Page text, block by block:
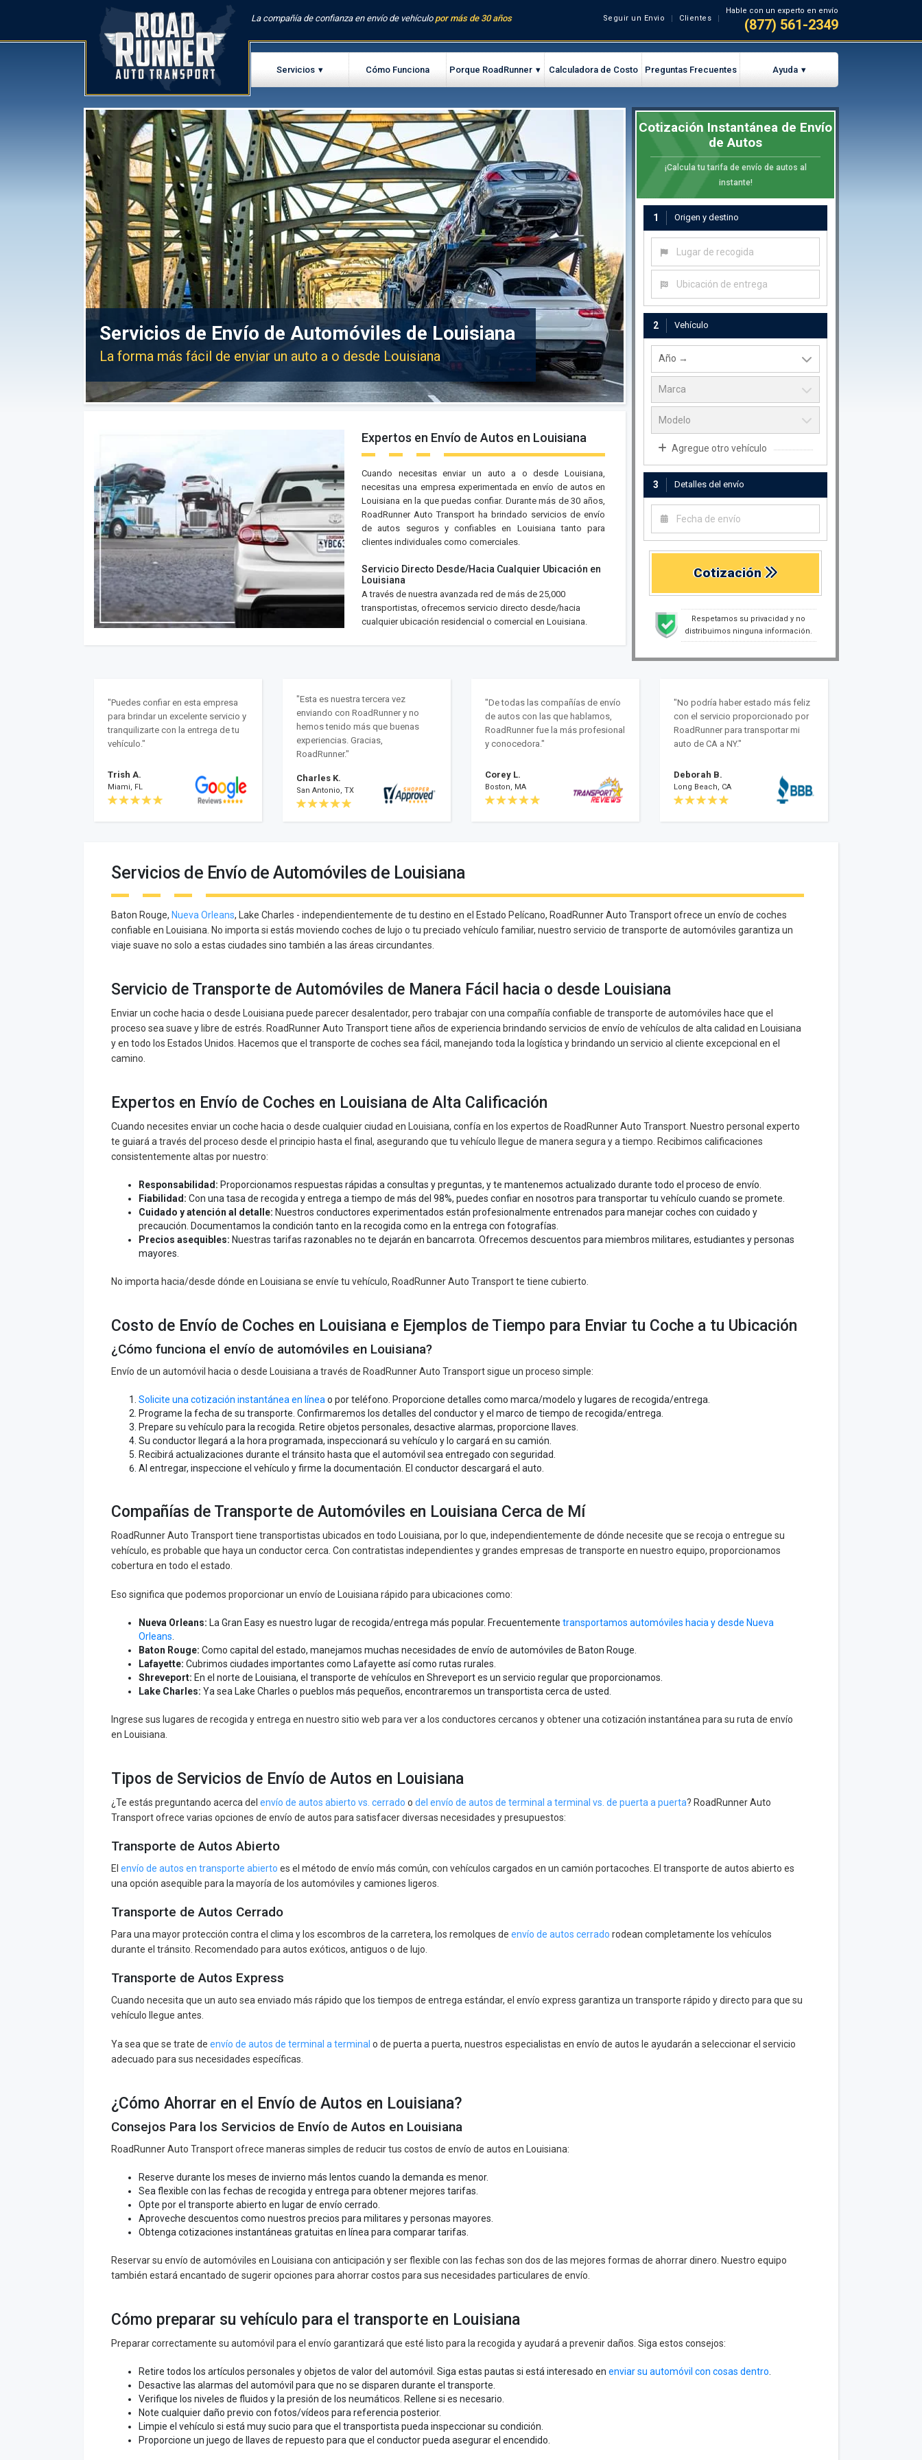
La compañía de confianza en envío de vehículopor más de 30 años Seguir un Envio Clientes
Hable con un experto en envío
(877) 561-2349
Servicios Cómo Funciona Porque RoadRunner Calculadora de Costo Preguntas Frecuentes Ayuda
Servicios de Envío de Automóviles de Louisiana
La forma más fácil de enviar un auto a o desde Louisiana
Expertos en Envío de Autos en Louisiana
Cuando necesitas enviar un auto a o desde Louisiana,
necesitas una empresa experimentada en envío de autos en
Louisiana en la que puedas confiar. Durante más de 30 años,
RoadRunner Auto Transport ha brindado servicios de envío
de autos seguros y confiables en Louisiana tanto para
clientes individuales como comerciales.
Servicio Directo Desde/Hacia Cualquier Ubicación en
Louisiana
A través de nuestra avanzada red de más de 25,000
transportistas, ofrecemos servicio directo desde/hacia
cualquier ubicación residencial o comercial en Louisiana.
Cotización Instantánea de Envío
de Autos
¡Calcula tu tarifa de envío de autos al
instante!
1 Origen y destino
Lugar de recogida
Ubicación de entrega
2 Vehículo
Agregue otro vehículo
3 Detalles del envío
Cotización
Respetamos su privacidad y no
distribuimos ninguna información.
"Puedes confiar en esta empresa
para brindar un excelente servicio y
tranquilizarte con la entrega de tu
vehículo."
Trish A.
Miami, FL
"Esta es nuestra tercera vez
enviando con RoadRunner y no
hemos tenido más que buenas
experiencias. Gracias,
RoadRunner."
Charles K.
San Antonio, TX
"De todas las compañías de envío
de autos con las que hablamos,
RoadRunner fue la más profesional
y conocedora."
Corey L.
Boston, MA
"No podría haber estado más feliz
con el servicio proporcionado por
RoadRunner para transportar mi
auto de CA a NY."
Deborah B.
Long Beach, CA
Servicios de Envío de Automóviles de Louisiana
Baton Rouge, Nueva Orleans, Lake Charles - independientemente de tu destino en el Estado Pelícano, RoadRunner Auto Transport ofrece un envío de coches
confiable en Louisiana. No importa si estás moviendo coches de lujo o tu preciado vehículo familiar, nuestro servicio de transporte de automóviles garantiza un
viaje suave no solo a estas ciudades sino también a las áreas circundantes.
Servicio de Transporte de Automóviles de Manera Fácil hacia o desde Louisiana
Enviar un coche hacia o desde Louisiana puede parecer desalentador, pero trabajar con una compañía confiable de transporte de automóviles hace que el
proceso sea suave y libre de estrés. RoadRunner Auto Transport tiene años de experiencia brindando servicios de envío de vehículos de alta calidad en Louisiana
y en todo los Estados Unidos. Hacemos que el transporte de coches sea fácil, manejando toda la logística y brindando un servicio al cliente excepcional en el
camino.
Expertos en Envío de Coches en Louisiana de Alta Calificación
Cuando necesites enviar un coche hacia o desde cualquier ciudad en Louisiana, confía en los expertos de RoadRunner Auto Transport. Nuestro personal experto
te guiará a través del proceso desde el principio hasta el final, asegurando que tu vehículo llegue de manera segura y a tiempo. Recibimos calificaciones
consistentemente altas por nuestro:
Responsabilidad: Proporcionamos respuestas rápidas a consultas y preguntas, y te mantenemos actualizado durante todo el proceso de envío.
Fiabilidad: Con una tasa de recogida y entrega a tiempo de más del 98%, puedes confiar en nosotros para transportar tu vehículo cuando se promete.
Cuidado y atención al detalle: Nuestros conductores experimentados están profesionalmente entrenados para manejar coches con cuidado y
precaución. Documentamos la condición tanto en la recogida como en la entrega con fotografías.
Precios asequibles: Nuestras tarifas razonables no te dejarán en bancarrota. Ofrecemos descuentos para miembros militares, estudiantes y personas
mayores.
No importa hacia/desde dónde en Louisiana se envíe tu vehículo, RoadRunner Auto Transport te tiene cubierto.
Costo de Envío de Coches en Louisiana e Ejemplos de Tiempo para Enviar tu Coche a tu Ubicación
¿Cómo funciona el envío de automóviles en Louisiana?
Envío de un automóvil hacia o desde Louisiana a través de RoadRunner Auto Transport sigue un proceso simple:
Solicite una cotización instantánea en líneao por teléfono. Proporcione detalles como marca/modelo y lugares de recogida/entrega.
Programe la fecha de su transporte. Confirmaremos los detalles del conductor y el marco de tiempo de recogida/entrega.
Prepare su vehículo para la recogida. Retire objetos personales, desactive alarmas, proporcione llaves.
Su conductor llegará a la hora programada, inspeccionará su vehículo y lo cargará en su camión.
Recibirá actualizaciones durante el tránsito hasta que el automóvil sea entregado con seguridad.
Al entregar, inspeccione el vehículo y firme la documentación. El conductor descargará el auto.
Compañías de Transporte de Automóviles en Louisiana Cerca de Mí
RoadRunner Auto Transport tiene transportistas ubicados en todo Louisiana, por lo que, independientemente de dónde necesite que se recoja o entregue su
vehículo, es probable que haya un conductor cerca. Con contratistas independientes y grandes empresas de transporte en nuestro equipo, proporcionamos
cobertura en todo el estado.
Eso significa que podemos proporcionar un envío de Louisiana rápido para ubicaciones como:
Nueva Orleans: La Gran Easy es nuestro lugar de recogida/entrega más popular. Frecuentemente transportamos automóviles hacia y desde Nueva
Orleans.
Baton Rouge: Como capital del estado, manejamos muchas necesidades de envío de automóviles de Baton Rouge.
Lafayette: Cubrimos ciudades importantes como Lafayette así como rutas rurales.
Shreveport: En el norte de Louisiana, el transporte de vehículos en Shreveport es un servicio regular que proporcionamos.
Lake Charles: Ya sea Lake Charles o pueblos más pequeños, encontraremos un transportista cerca de usted.
Ingrese sus lugares de recogida y entrega en nuestro sitio web para ver a los conductores cercanos y obtener una cotización instantánea para su ruta de envío
en Louisiana.
Tipos de Servicios de Envío de Autos en Louisiana
¿Te estás preguntando acerca del envío de autos abierto vs. cerrado o del envío de autos de terminal a terminal vs. de puerta a puerta? RoadRunner Auto
Transport ofrece varias opciones de envío de autos para satisfacer diversas necesidades y presupuestos:
Transporte de Autos Abierto
El envío de autos en transporte abierto es el método de envío más común, con vehículos cargados en un camión portacoches. El transporte de autos abierto es
una opción asequible para la mayoría de los automóviles y camiones ligeros.
Transporte de Autos Cerrado
Para una mayor protección contra el clima y los escombros de la carretera, los remolques de envío de autos cerrado rodean completamente los vehículos
durante el tránsito. Recomendado para autos exóticos, antiguos o de lujo.
Transporte de Autos Express
Cuando necesita que un auto sea enviado más rápido que los tiempos de entrega estándar, el envío express garantiza un transporte rápido y directo para que su
vehículo llegue antes.
Ya sea que se trate de envío de autos de terminal a terminal o de puerta a puerta, nuestros especialistas en envío de autos le ayudarán a seleccionar el servicio
adecuado para sus necesidades específicas.
¿Cómo Ahorrar en el Envío de Autos en Louisiana?
Consejos Para los Servicios de Envío de Autos en Louisiana
RoadRunner Auto Transport ofrece maneras simples de reducir tus costos de envío de autos en Louisiana:
Reserve durante los meses de invierno más lentos cuando la demanda es menor.
Sea flexible con las fechas de recogida y entrega para obtener mejores tarifas.
Opte por el transporte abierto en lugar de envío cerrado.
Aproveche descuentos como nuestros precios para militares y personas mayores.
Obtenga cotizaciones instantáneas gratuitas en línea para comparar tarifas.
Reservar su envío de automóviles en Louisiana con anticipación y ser flexible con las fechas son dos de las mejores formas de ahorrar dinero. Nuestro equipo
también estará encantado de sugerir opciones para ahorrar costos para sus necesidades particulares de envío.
Cómo preparar su vehículo para el transporte en Louisiana
Preparar correctamente su automóvil para el envío garantizará que esté listo para la recogida y ayudará a prevenir daños. Siga estos consejos:
Retire todos los artículos personales y objetos de valor del automóvil. Siga estas pautas si está interesado en enviar su automóvil con cosas dentro.
Desactive las alarmas del automóvil para que no se disparen durante el transporte.
Verifique los niveles de fluidos y la presión de los neumáticos. Rellene si es necesario.
Note cualquier daño previo con fotos/vídeos para referencia posterior.
Limpie el vehículo si está muy sucio para que el transportista pueda inspeccionar su condición.
Proporcione un juego de llaves de repuesto para que el conductor pueda asegurar el encendido.